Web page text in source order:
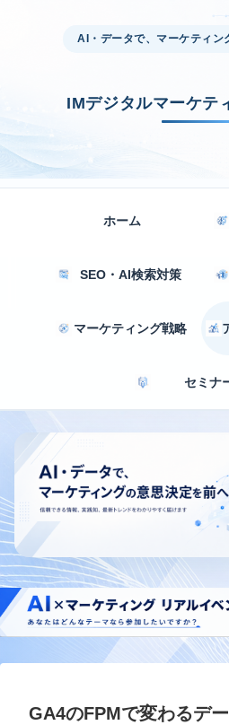
AI・データで、マーケティン
IMデジタルマーケテ
ホーム
SEO・AI検索対策
マーケティング戦略
セミナ
GA4のFPMで変わるデ